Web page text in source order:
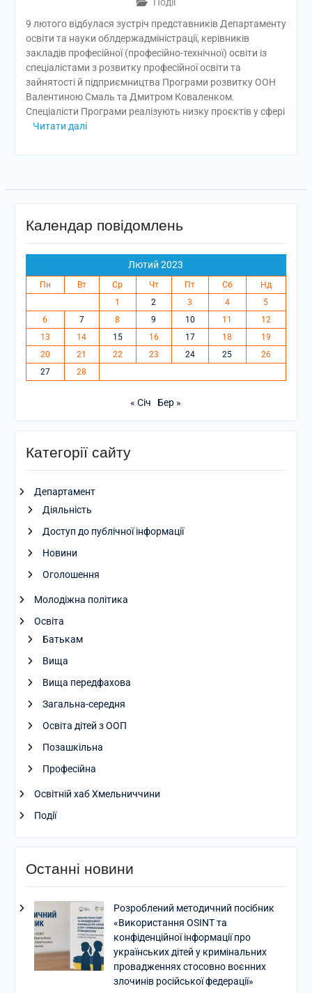
9 лютого відбулася зустріч представників Департаменту
освіти та науки облдержадміністрації, керівників
закладів професійної (професійно-технічної) освіти із
спеціалістами з розвитку професійної освіти та
зайнятості й підприємництва Програми розвитку ООН
Валентиною Смаль та Дмитром Коваленком.
Спеціалісти Програми реалізують низку проєктів у сфері
Читати далі
Календар повідомлень
Лютий 2023
Пн Вт Ср Чт Пт Сб
Нд
1
2 3 4
5
6
7 8 9 10 11
12
13
14 15 16 17 18
19
20
21 22 23 24 25
26
27
28
« Січ Бер »
Категорії сайту
Департамент
Діяльність
Доступ до публічної інформації
Новини
Оголошення
Молодіжна політика
Освіта
Батькам
Вища
Вища передфахова
Загальна-середня
Освіта дітей з ООП
Позашкільна
Професійна
Освітній хаб Хмельниччини
Події
Останні новини
Розроблений методичний посібник
«Використання OSINT та
конфіденційної інформації про
українських дітей у кримінальних
провадженнях стосовно воєнних
злочинів російської федерації»